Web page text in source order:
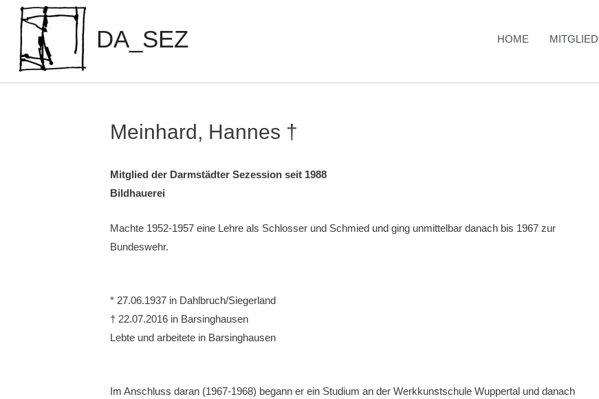
Inhalt
springen
DA_SEZ HOME
Meinhard, Hannes †
Mitglied der Darmstädter Sezession seit 1988
Bildhauerei
Machte 1952-1957 eine Lehre als Schlosser und Schmied und ging unmittelbar danach bis 1967 zur
Bundeswehr.
* 27.06.1937 in Dahlbruch/Siegerland
† 22.07.2016 in Barsinghausen
Lebte und arbeitete in Barsinghausen
Im Anschluss daran (1967-1968) begann er ein Studium an der Werkkunstschule Wuppertal und danach